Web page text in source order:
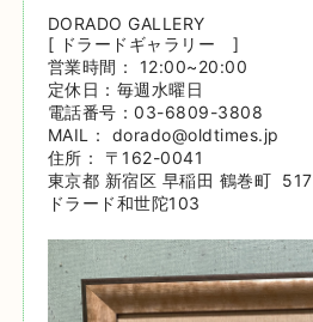
DORADO GALLERY
[ ドラードギャラリー ]
営業時間： 12:00~20:00
定休日：毎週水曜日
電話番号：03-6809-3808
MAIL： dorado@oldtimes.jp
住所： 〒162-0041
東京都 新宿区 早稲田 鶴巻町 517
ドラード和世陀103